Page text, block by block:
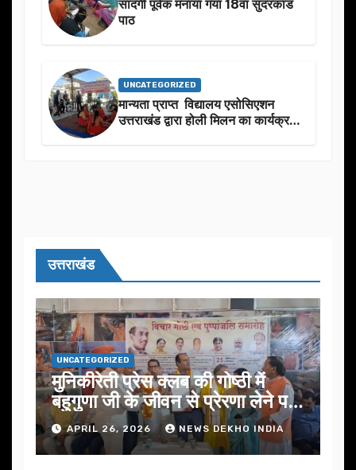
सादगी पूर्वक मनाया गया 18वां सुंदरकांड
पाठ
UNCATEGORIZED
मान्यता प्राप्त विद्यालय एसोसिएशन
उत्तराखंड द्वारा होली मिलन का कार्यक्रम
उत्तराखंड
UNCATEGORIZED
मुनिकीरेती प्रेस क्लब की गोष्ठी में
बहुगुणा जी के जीवन से प्रेरणा लेने पर
जोरAPRIL 26, 2026 NEWS DEKHO INDIA